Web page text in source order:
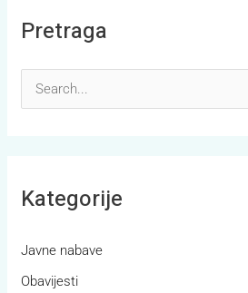
Pretraga
c
f
o
Kategorije
Javne nabave
Obavijesti